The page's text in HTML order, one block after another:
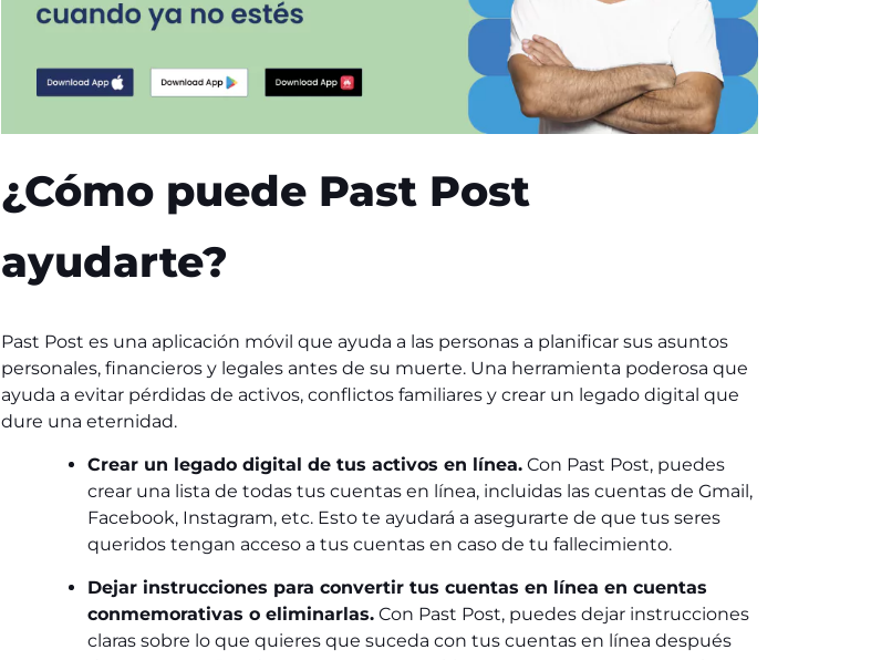
¿Cómo puede Past Post
ayudarte?
Past Post es una aplicación móvil que ayuda a las personas a planificar sus asuntos
personales, financieros y legales antes de su muerte. Una herramienta poderosa que
ayuda a evitar pérdidas de activos, conflictos familiares y crear un legado digital que
dure una eternidad.
Crear un legado digital de tus activos en línea. Con Past Post, puedes
crear una lista de todas tus cuentas en línea, incluidas las cuentas de Gmail,
Facebook, Instagram, etc. Esto te ayudará a asegurarte de que tus seres
queridos tengan acceso a tus cuentas en caso de tu fallecimiento.
Dejar instrucciones para convertir tus cuentas en línea en cuentas
conmemorativas o eliminarlas. Con Past Post, puedes dejar instrucciones
claras sobre lo que quieres que suceda con tus cuentas en línea después